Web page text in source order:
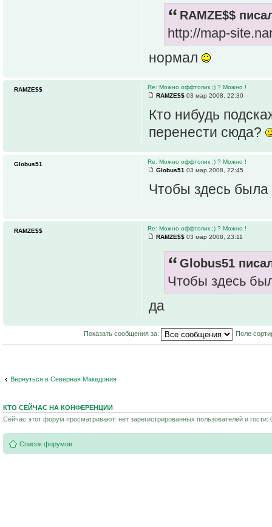
RAMZE$$
http://map-
нормал
Re: Можно оффтопик ;) ? Можно !
RAMZE$$ 03 мар 2008, 22:30
Кто нибудь
перенести сюда?
RAMZE$$
Re: Можно оффтопик ;) ? Можно !
Globus51 03 мар 2008, 22:45
Чтобы здесь была
Globus51
Re: Можно оффтопик ;) ? Можно !
RAMZE$$ 03 мар 2008, 23:11
Globus51
Чтобы здесь
да
RAMZE$$
Показать сообщения за: Поле
Вернуться в Северная Македония
КТО СЕЙЧАС НА КОНФЕРЕНЦИИ
Сейчас этот форум просматривают: нет зарегистрированных пользователей и гости:
Список форумов